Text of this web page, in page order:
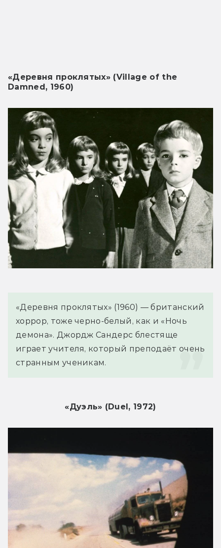
«Деревня проклятых» (Village of the
Damned, 1960)
«Деревня проклятых» (1960) — британский
хоррор, тоже черно-белый, как и «Ночь
демона». Джордж Сандерс блестяще
играет учителя, который преподаёт очень
странным ученикам.
«Дуэль» (Duel, 1972)